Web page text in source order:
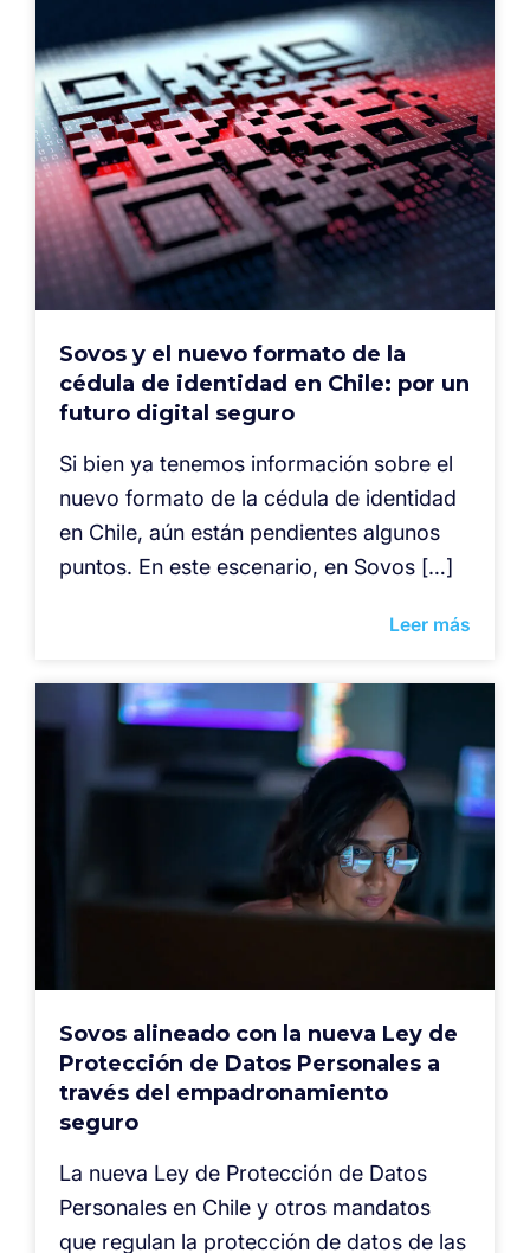
Sovos y el nuevo formato de la
cédula de identidad en Chile: por un
futuro digital seguro
Si bien ya tenemos información sobre el
nuevo formato de la cédula de identidad
en Chile, aún están pendientes algunos
puntos. En este escenario, en Sovos […]
Leer más
Sovos alineado con la nueva Ley de
Protección de Datos Personales a
través del empadronamiento
seguro
La nueva Ley de Protección de Datos
Personales en Chile y otros mandatos
que regulan la protección de datos de las